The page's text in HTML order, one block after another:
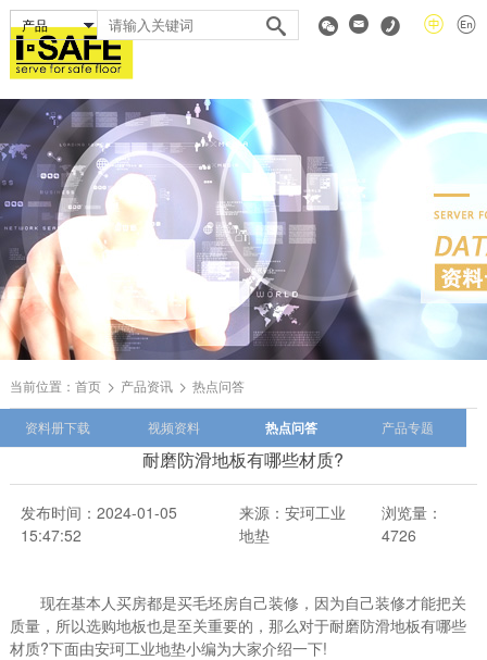
当前位置： 首页 产品资讯 热点问答
资料册下载 视频资料 热点问答 产品专题
耐磨防滑地板有哪些材质?
发布时间：2024-01-05
15:47:52
来源：安珂工业
地垫
浏览量：
4726
现在基本人买房都是买毛坯房自己装修，因为自己装修才能把关
质量，所以选购地板也是至关重要的，那么对于耐磨防滑地板有哪些
材质?下面由安珂工业地垫小编为大家介绍一下!